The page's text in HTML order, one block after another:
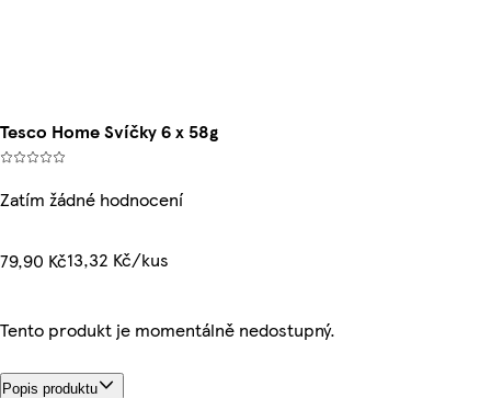
Tesco Home Svíčky 6 x 58g
Zatím žádné hodnocení
79,90 Kč13,32 Kč/kus
Tento produkt je momentálně nedostupný.
Popis produktu